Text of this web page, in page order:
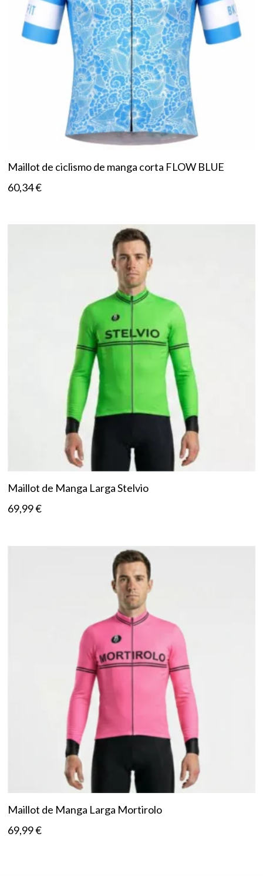
Maillot de ciclismo de manga corta FLOW BLUE
60,34€
Maillot de Manga Larga Stelvio
69,99€
Maillot de Manga Larga Mortirolo
69,99€